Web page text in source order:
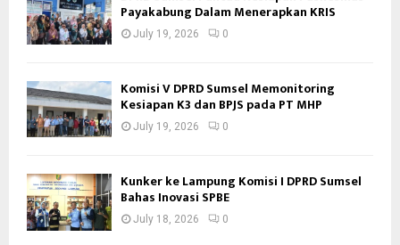
Payakabung Dalam Menerapkan KRIS
July 19, 2026 0
Komisi V DPRD Sumsel Memonitoring
Kesiapan K3 dan BPJS pada PT MHP
July 19, 2026 0
Kunker ke Lampung Komisi I DPRD Sumsel
Bahas Inovasi SPBE
July 18, 2026 0